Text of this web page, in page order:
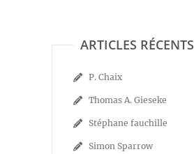
ARTICLES RÉCENTS
P. Chaix
Thomas A. Gieseke
Stéphane fauchille
Simon Sparrow